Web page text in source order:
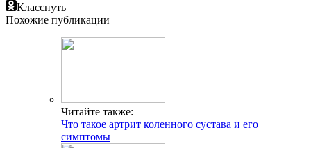
Класснуть
Похожие публикации
Читайте также:
Что такое артрит коленного сустава и его
симптомы